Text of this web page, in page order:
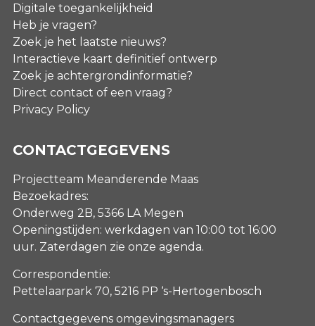
Digitale toegankelijkheid
Heb je vragen?
Zoek je het laatste nieuws?
Interactieve kaart definitief ontwerp
Zoek je achtergrondinformatie?
Direct contact of een vraag?
Privacy Policy
CONTACTGEGEVENS
Projectteam Meanderende Maas
Bezoekadres:
Onderweg 2B, 5366 LA Megen
Openingstijden: werkdagen van 10:00 tot 16:00
uur. Zaterdagen zie onze agenda.
Correspondentie:
Pettelaarpark 70, 5216 PP ‘s-Hertogenbosch
Contactgegevens omgevingsmanagers